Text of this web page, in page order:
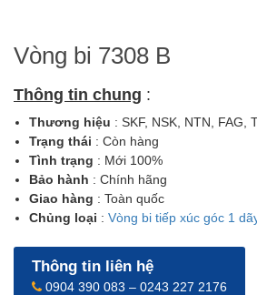
Vòng bi 7308 B
Thông tin chung :
Thương hiệu : SKF, NSK, NTN, FAG,
Trạng thái : Còn hàng
Tình trạng : Mới 100%
Bảo hành : Chính hãng
Giao hàng : Toàn quốc
Chủng loại : Vòng bi tiếp xúc góc 1
Thông tin liên hệ
0904 390 083 – 0243 227 2176